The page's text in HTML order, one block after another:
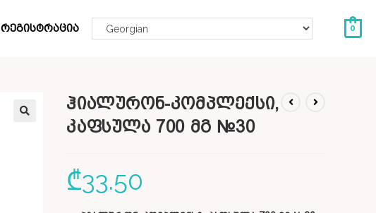
რეგისტრაცია 0
ჰიალურონ-კომპლექსი,
კაფსულა 700 მგ №30
₾33.50